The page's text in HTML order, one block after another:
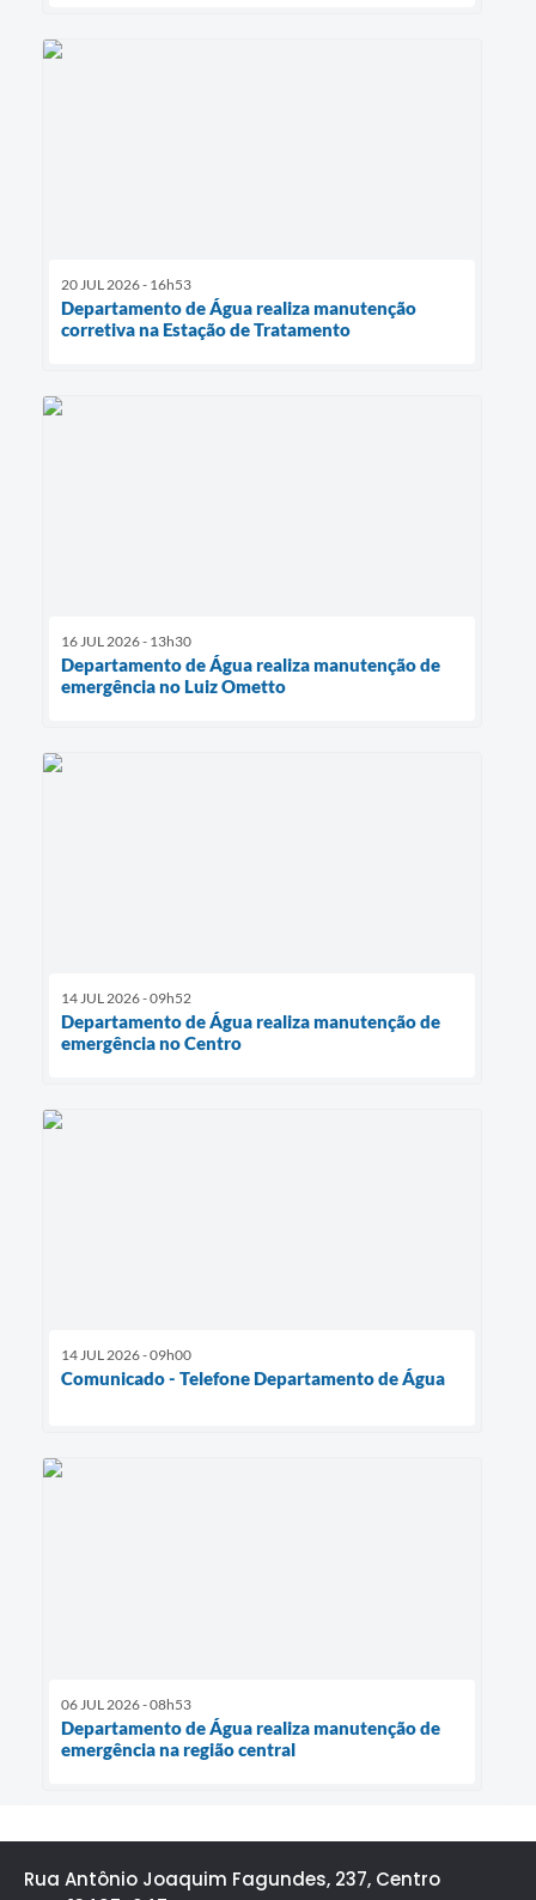
20 JUL 2026 - 16h53
Departamento de Água realiza manutenção
corretiva na Estação de Tratamento
16 JUL 2026 - 13h30
Departamento de Água realiza manutenção de
emergência no Luiz Ometto
14 JUL 2026 - 09h52
Departamento de Água realiza manutenção de
emergência no Centro
14 JUL 2026 - 09h00
Comunicado - Telefone Departamento de Água
06 JUL 2026 - 08h53
Departamento de Água realiza manutenção de
emergência na região central
Rua Antônio Joaquim Fagundes, 237, Centro